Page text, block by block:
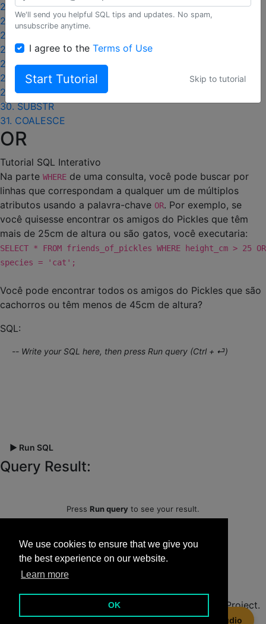
We use cookies to ensure that we give you
the best experience on our website.
Learn more
OK
23. Joins com WHERE
24. Left joins
25. Alias de tabela
26. Alias de coluna
27. Self joins
28. LIKE
29. CASE
30. SUBSTR
31. COALESCE
OR
Tutorial SQL Interativo
Na parte WHERE de uma consulta, você pode buscar por
linhas que correspondam a qualquer um de múltiplos
atributos usando a palavra-chave OR. Por exemplo, se
você quisesse encontrar os amigos do Pickles que têm
mais de 25cm de altura ou são gatos, você executaria:
SELECT * FROM friends_of_pickles WHERE height_cm > 25 OR
species = 'cat';
Você pode encontrar todos os amigos do Pickles que são
cachorros ou têm menos de 45cm de altura?
SQL:
▶ Run SQL
Query Result:
Press Run query to see your result.
Available Tables:
English
Français,日本語
SQL-Easy.com
Project.
🐝 Experimente Beekeeper Studio
We'll send you helpful SQL tips and updates. No spam,
unsubscribe anytime.
I agree to the Terms of Use
Start Tutorial Skip to tutorial